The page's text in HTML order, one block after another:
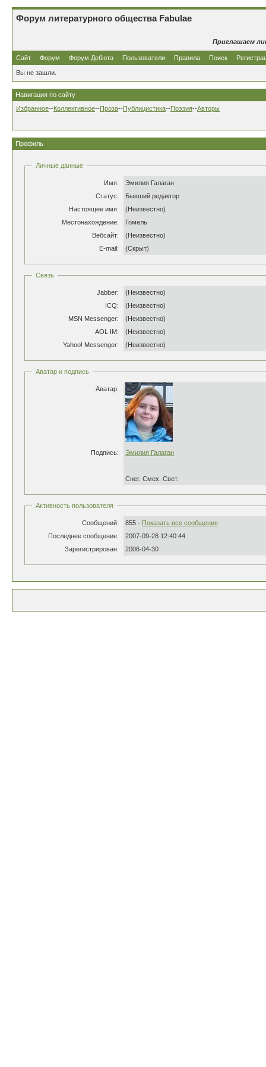
Форум литературного общества Fabulae
Приглашаем
Сайт Форум Форум Дебюта Пользователи Правила Поиск
Вы не зашли.
Навигация по сайту
Избранное--Коллективное--Проза--Публицистика--Поэзия--Авторы
Профиль
Личные данные
Имя:
Эмилия Галаган
Статус:
Бывший редактор
Настоящее имя:
(Неизвестно)
Местонахождение:
Гомель
Вебсайт:
(Неизвестно)
E-mail:
(Скрыт)
Связь
Jabber:
(Неизвестно)
ICQ:
(Неизвестно)
MSN Messenger:
(Неизвестно)
AOL IM:
(Неизвестно)
Yahoo! Messenger:
(Неизвестно)
Аватар и подпись
Аватар:
Подпись: Эмилия Галаган
Снег. Смех. Свет.
Активность пользователя
Сообщений: 855 - Показать все сообщения
Последнее сообщение:
2007-09-28 12:40:44
Зарегистрирован:
2006-04-30